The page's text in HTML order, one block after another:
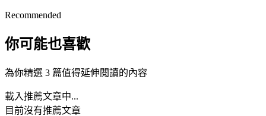
Recommended
你可能也喜歡
為你精選 3 篇值得延伸閱讀的內容
載入推薦文章中...
目前沒有推薦文章